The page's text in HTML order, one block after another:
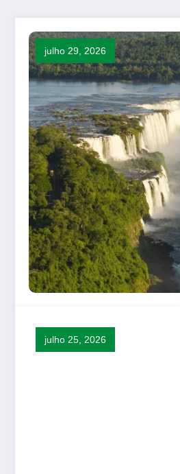
julho 29, 2026
julho 25, 2026